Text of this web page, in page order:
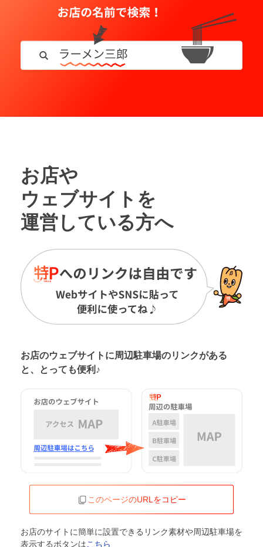
お店や
ウェブサイトを
運営している方へ
お店のウェブサイトに周辺駐車場のリンクがある
と、とっても便利♪
このページのURLをコピー
お店のサイトに簡単に設置できるリンク素材や周辺駐車場を
表示するボタンはこちら